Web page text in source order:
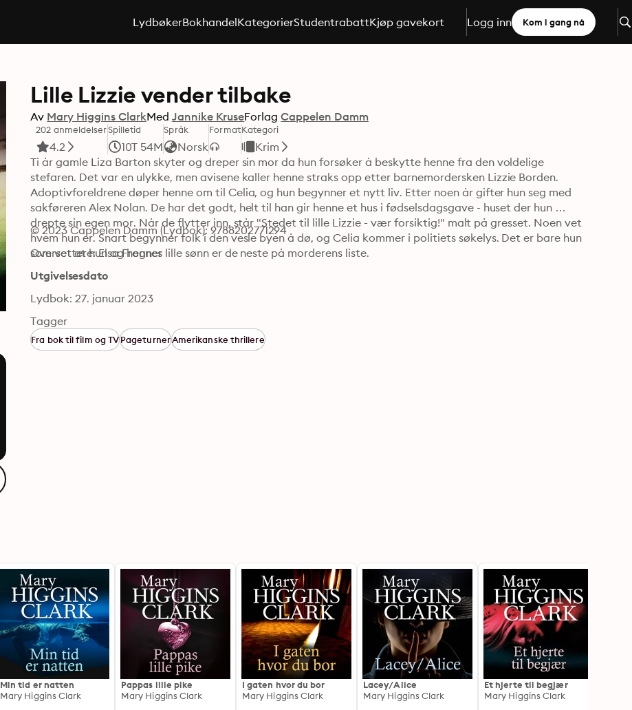
LydbøkerBokhandelKategorierStudentrabattKjøp gavekort Logg inn Kom i gang nå
Lille Lizzie vender tilbake
Av Mary Higgins ClarkMed Jannike KruseForlag Cappelen Damm
202 anmeldelser
4.2
Spilletid
10T 54M
Språk
Norsk
FormatKategori
Krim
Ti år gamle Liza Barton skyter og dreper sin mor da hun forsøker å beskytte henne fra den voldelige
stefaren. Det var en ulykke, men avisene kaller henne straks opp etter barnemordersken Lizzie Borden.
Adoptivforeldrene døper henne om til Celia, og hun begynner et nytt liv. Etter noen år gifter hun seg med
sakføreren Alex Nolan. De har det godt, helt til han gir henne et hus i fødselsdagsgave - huset der hun
drepte sin egen mor. Når de flytter inn, står "Stedet til lille Lizzie - vær forsiktig!" malt på gresset. Noen vet
hvem hun er. Snart begynner folk i den vesle byen å dø, og Celia kommer i politiets søkelys. Det er bare hun
som vet at hun og hennes lille sønn er de neste på morderens liste.
© 2023 Cappelen Damm (Lydbok): 9788202771294
Oversettere: Elsa Frogner
Utgivelsesdato
Lydbok: 27. januar 2023
Tagger
Fra bok til film og TVPageturnerAmerikanske thrillere
Min tid er natten
Mary Higgins Clark
Pappas lille pike
Mary Higgins Clark
I gaten hvor du bor
Mary Higgins Clark
Lacey/Alice
Mary Higgins Clark
Et hjerte til begjær
Mary Higgins Clark